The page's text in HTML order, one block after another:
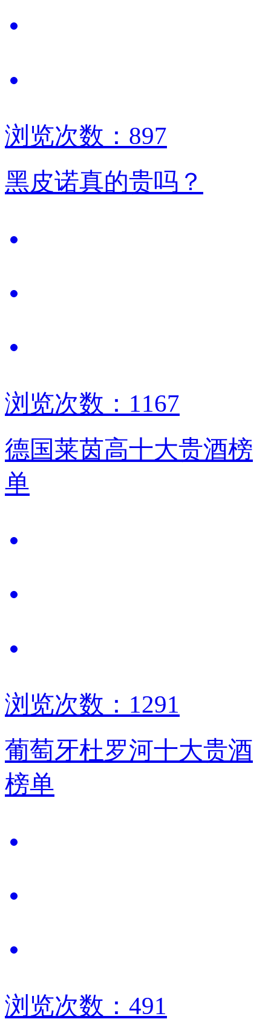
浏览次数：897
黑皮诺真的贵吗？
浏览次数：1167
德国莱茵高十大贵酒榜
单
浏览次数：1291
葡萄牙杜罗河十大贵酒
榜单
浏览次数：491